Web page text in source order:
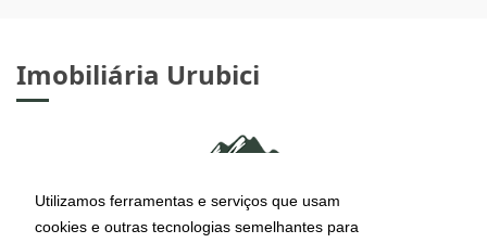
Utilizamos ferramentas e serviços que usam
cookies e outras tecnologias semelhantes para